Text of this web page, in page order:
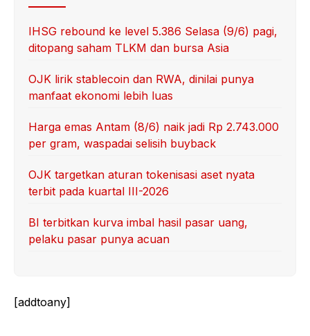
IHSG rebound ke level 5.386 Selasa (9/6) pagi,
ditopang saham TLKM dan bursa Asia
OJK lirik stablecoin dan RWA, dinilai punya
manfaat ekonomi lebih luas
Harga emas Antam (8/6) naik jadi Rp 2.743.000
per gram, waspadai selisih buyback
OJK targetkan aturan tokenisasi aset nyata
terbit pada kuartal III-2026
BI terbitkan kurva imbal hasil pasar uang,
pelaku pasar punya acuan
[addtoany]